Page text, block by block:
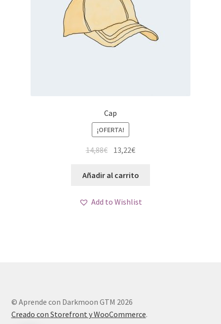
Cap
¡OFERTA!
14,88€ El
original
14,88€.
13,22€El
actual
13,22€.
Añadir al carrito
Add to Wishlist
© Aprende con Darkmoon GTM 2026
Creado con Storefront y WooCommerce.